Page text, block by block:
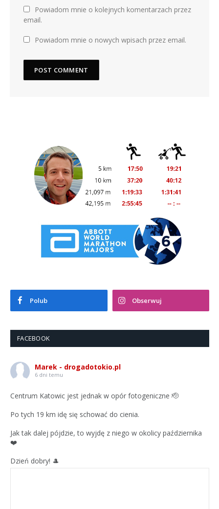
Powiadom mnie o kolejnych komentarzach przez
email.
Powiadom mnie o nowych wpisach przez email.
Polub Obserwuj
FACEBOOK
Marek - drogadotokio.pl
6 dni temu
Centrum Katowic jest jednak w opór fotogeniczne 🫡
Po tych 19 km idę się schować do cienia.
Jak tak dalej pójdzie, to wyjdę z niego w okolicy października
❤️
Dzień dobry! 🎩